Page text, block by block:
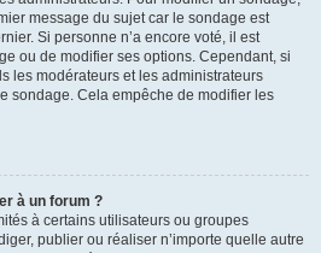
message du sujet car le sondage est
Si personne n’a encore voté, il est
ou de modifier ses options. Cependant, si
les modérateurs et les administrateurs
sondage. Cela empêche de modifier les
à un forum ?
à certains utilisateurs ou groupes
publier ou réaliser n’importe quelle autre